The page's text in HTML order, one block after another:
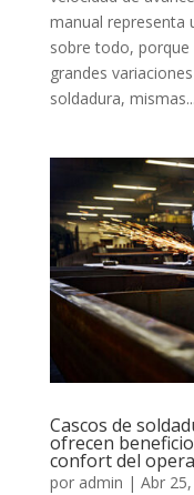
manual representa
sobre todo,
grandes
soldadura, mismas...
Cascos de
ofrecen
confort del
por admin | Abr